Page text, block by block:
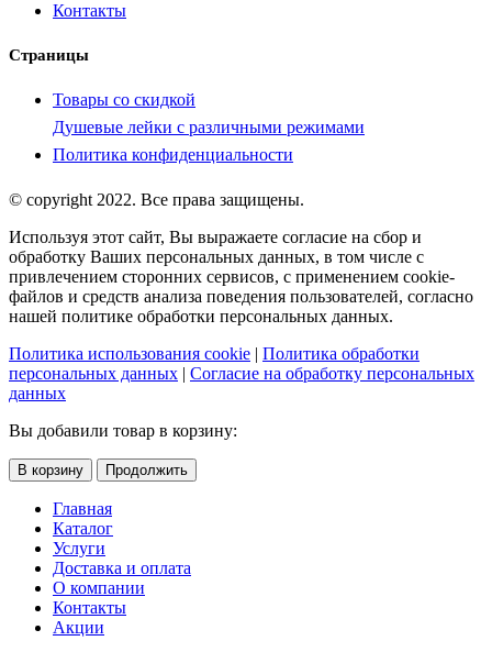
Контакты
Страницы
Товары со скидкой
Душевые лейки с различными режимами
Политика конфиденциальности
© copyright 2022. Все права защищены.
Используя этот сайт, Вы выражаете согласие на сбор и
обработку Ваших персональных данных, в том числе с
привлечением сторонних сервисов, с применением cookie-
файлов и средств анализа поведения пользователей, согласно
нашей политике обработки персональных данных.
Политика использования cookie | Политика обработки
персональных данных | Согласие на обработку персональных
данных
Вы добавили товар в корзину:
В корзину Продолжить
Главная
Каталог
Услуги
Доставка и оплата
О компании
Контакты
Акции